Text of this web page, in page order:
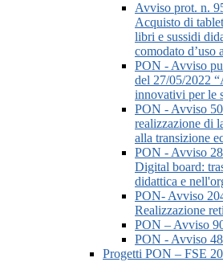
Avviso prot. n.
Acquisto di
libri e sussidi
comodato d’uso
PON - Avviso
del 27/05/2022
innovativi per le
PON - Avviso
realizzazione di
alla transizione
PON - Avviso
Digital board:
didattica e
PON- Avviso
Realizzazione
PON – Avviso
PON - Avviso
Progetti PON – FSE